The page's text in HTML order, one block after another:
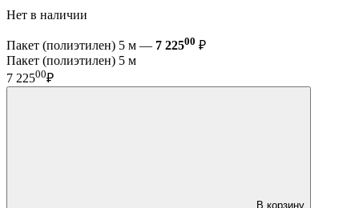
Нет в наличии
Пакет (полиэтилен) 5 м — 7 22500 ₽
Пакет (полиэтилен) 5 м
7 22500₽
В корзину